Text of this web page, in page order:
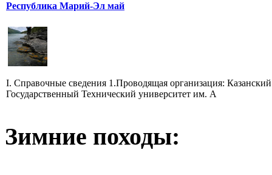
Республика Марий-Эл май
I. Справочные сведения 1.Проводящая организация: Казанский
Государственный Технический университет им. А
Зимние походы: